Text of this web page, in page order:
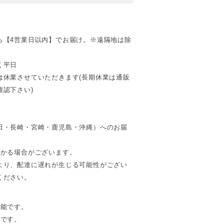
【4営業日以内】でお届け。※遠隔地は除
日
業させていただきます(長期休業は通販
認下さい)
長崎・宮崎・鹿児島・沖縄）へのお届
る場合がございます。
、配達に遅れが生じる可能性がござい
さい。
です。
す。